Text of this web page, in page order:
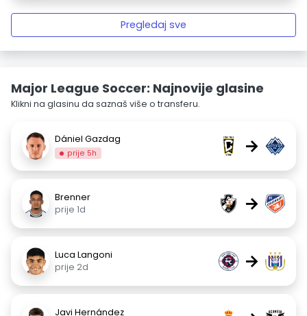
Pregledaj sve
Major League Soccer: Najnovije glasine
Klikni na glasinu da saznaš više o transferu.
Dániel Gazdag
prije 5h →
Brenner
prije 1d
→
Luca Langoni
prije 2d
→
Javi Hernández